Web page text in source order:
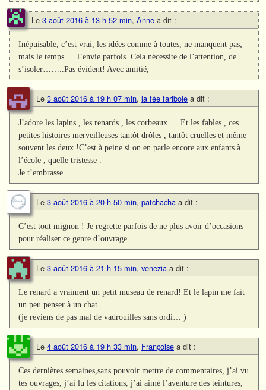
Le 3 août 2016 à 13 h 52 min, Anne a dit :
Inépuisable, c’est vrai, les idées comme à toutes, ne manquent pas;
mais le temps…..l’envie parfois..Cela nécessite de l’attention, de
s’isoler……..Pas évident! Avec amitié,
Le 3 août 2016 à 19 h 07 min, la fée faribole a dit :
J’adore les lapins , les renards , les corbeaux … Et les fables , ces
petites histoires merveilleuses tantôt drôles , tantôt cruelles et même
souvent les deux !C’est à peine si on en parle encore aux enfants à
l’école , quelle tristesse .
Je t’embrasse
Le 3 août 2016 à 20 h 50 min, patchacha a dit :
C’est tout mignon ! Je regrette parfois de ne plus avoir d’occasions
pour réaliser ce genre d’ouvrage…
Le 3 août 2016 à 21 h 15 min, venezia a dit :
Le renard a vraiment un petit museau de renard! Et le lapin me fait
un peu penser à un chat
(je reviens de pas mal de vadrouilles sans ordi… )
Le 4 août 2016 à 19 h 33 min, Françoise a dit :
Ces dernières semaines,sans pouvoir mettre de commentaires, j’ai vu
tes ouvrages, j’ai lu les citations, j’ai aimé l’aventure des teintures,